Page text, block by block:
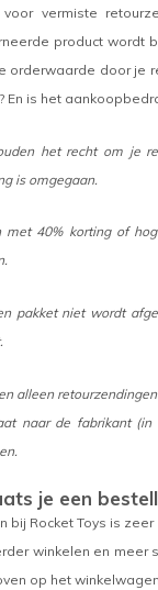
voor vermiste
product wordt
orderwaarde door je
En is het
het recht om je
is omgegaan.
met 40% korting of
pakket niet wordt
alleen
naar de fabrikant
je een
bij Rocket Toys is
winkelen en
op het